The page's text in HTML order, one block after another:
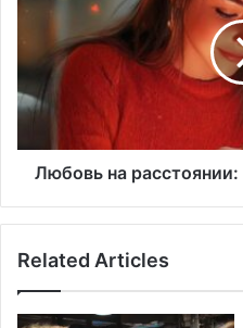
расстоянии:
эффективных
советов
Любовь на
Related Articles